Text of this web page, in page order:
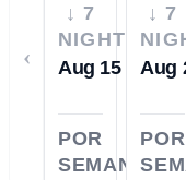
‹
↓ 7
NIGHTS
Aug 15
POR
SEMANA
↓ 7
Aug
POR